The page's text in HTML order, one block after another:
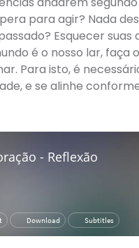
para agir? Nada
Esquecer
é o nosso lar, faça
Para isto, é
e se alinhe